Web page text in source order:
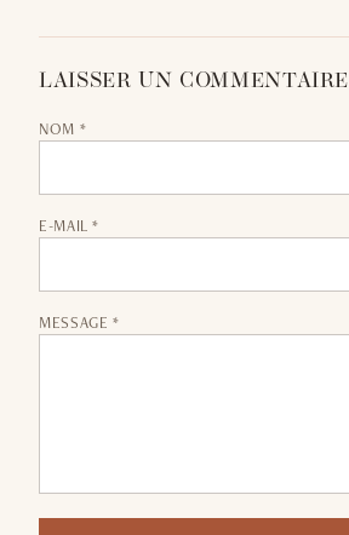
LAISSER UN COMMENTAIRE
NOM *
E-MAIL *
MESSAGE *